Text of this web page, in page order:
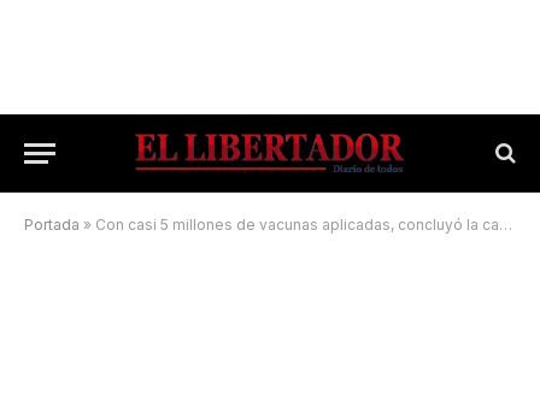
Portada » Con casi 5 millones de vacunas aplicadas, concluyó la campaña contra la aftosa